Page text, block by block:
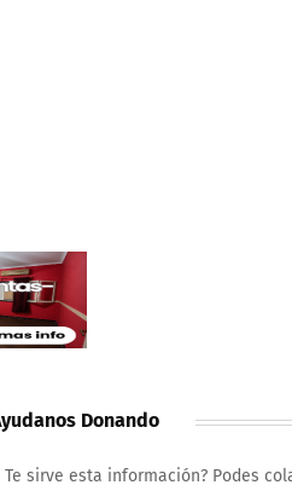
Donando
Te sirve esta información? Podes